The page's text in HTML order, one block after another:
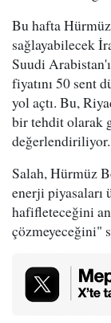
Bu hafta Hürmüz
sağlayabilecek
Suudi
fiyatını 50 sent
yol açtı. Bu,
bir tehdit olarak
değerlendiriliyor.
Salah, Hürmüz
enerji piyasaları
hafifleteceğini
çözmeyeceğini"